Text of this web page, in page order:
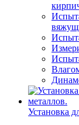
Установка